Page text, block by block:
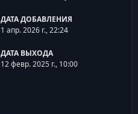
ДАТА ДОБАВЛЕНИЯ
1 апр. 2026 г., 22:24
ДАТА ВЫХОДА
12 февр. 2025 г., 10:00